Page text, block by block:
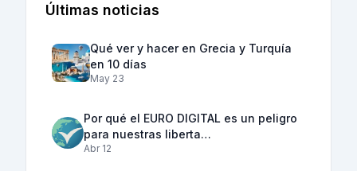
Últimas noticias
Qué ver y hacer en Grecia y Turquía
en 10 días
May 23
Por qué el EURO DIGITAL es un peligro
para nuestras liberta…
Abr 12